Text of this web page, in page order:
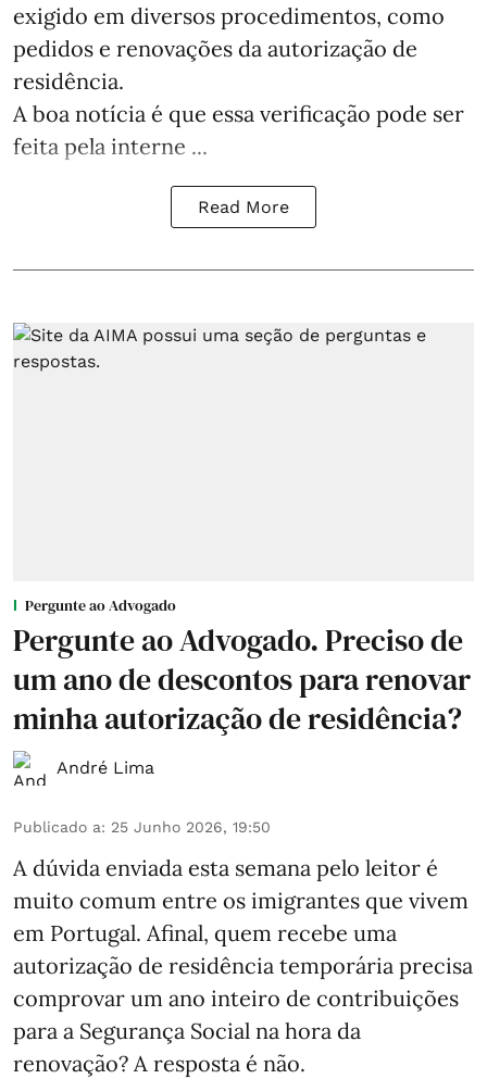
exigido em diversos procedimentos, como
pedidos e renovações da autorização de
residência.
A boa notícia é que essa verificação pode ser
feita pela interne ...
Read More
Pergunte ao Advogado
Pergunte ao Advogado. Preciso de
um ano de descontos para renovar
minha autorização de residência?
André Lima
Publicado a: 25 Junho 2026, 19:50
A dúvida enviada esta semana pelo leitor é
muito comum entre os imigrantes que vivem
em Portugal. Afinal, quem recebe uma
autorização de residência temporária precisa
comprovar um ano inteiro de contribuições
para a Segurança Social na hora da
renovação? A resposta é não.